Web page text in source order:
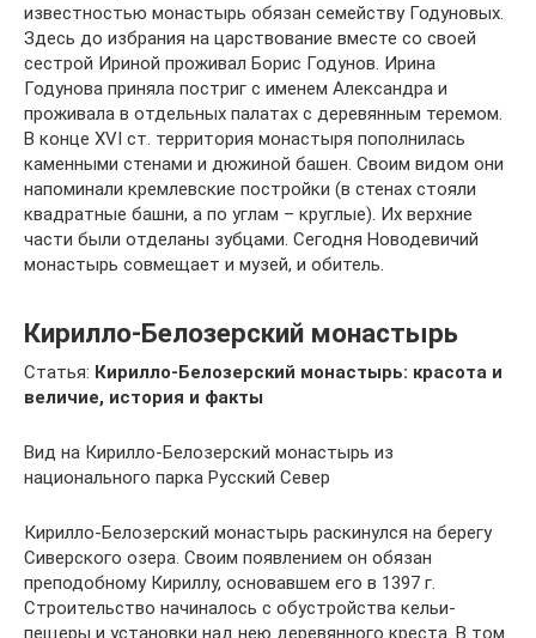
известностью монастырь обязан семейству Годуновых.
Здесь до избрания на царствование вместе со своей
сестрой Ириной проживал Борис Годунов. Ирина
Годунова приняла постриг с именем Александра и
проживала в отдельных палатах с деревянным теремом.
В конце XVI ст. территория монастыря пополнилась
каменными стенами и дюжиной башен. Своим видом они
напоминали кремлевские постройки (в стенах стояли
квадратные башни, а по углам – круглые). Их верхние
части были отделаны зубцами. Сегодня Новодевичий
монастырь совмещает и музей, и обитель.
Кирилло-Белозерский монастырь
Статья: Кирилло-Белозерский монастырь: красота и
величие, история и факты
Вид на Кирилло-Белозерский монастырь из
национального парка Русский Север
Кирилло-Белозерский монастырь раскинулся на берегу
Сиверского озера. Своим появлением он обязан
преподобному Кириллу, основавшем его в 1397 г.
Строительство начиналось с обустройства кельи-
пещеры и установки над нею деревянного креста. В том